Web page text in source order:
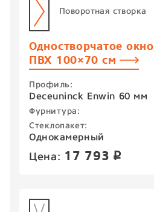
Поворотная створка
Одностворчатое окно
ПВХ 100×70 см
Профиль:
Deceuninck Enwin 60 мм
Фурнитура:
Стеклопакет:
Однокамерный
Цена: 17 793 p